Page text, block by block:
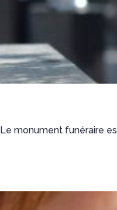
Le monument funéraire